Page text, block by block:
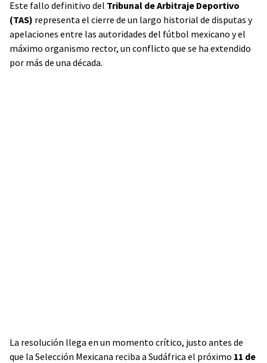
Este fallo definitivo del Tribunal de Arbitraje Deportivo
(TAS) representa el cierre de un largo historial de disputas y
apelaciones entre las autoridades del fútbol mexicano y el
máximo organismo rector, un conflicto que se ha extendido
por más de una década.
La resolución llega en un momento crítico, justo antes de
que la Selección Mexicana reciba a Sudáfrica el próximo 11 de